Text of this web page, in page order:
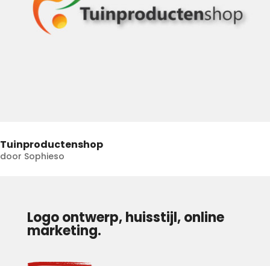
Tuinproductenshop
door Sophieso
Logo ontwerp, huisstijl, online
marketing.